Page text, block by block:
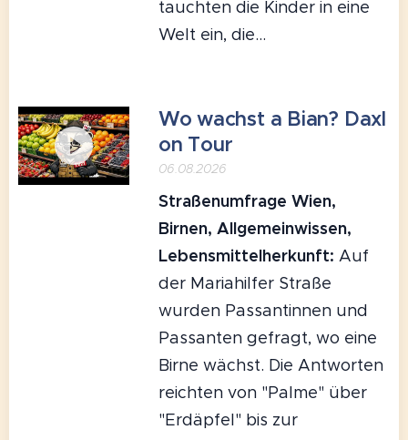
tauchten die Kinder in eine
Welt ein, die...
Wo wachst a Bian? Daxl
on Tour
06.08.2026
Straßenumfrage Wien,
Birnen, Allgemeinwissen,
Lebensmittelherkunft: Auf
der Mariahilfer Straße
wurden Passantinnen und
Passanten gefragt, wo eine
Birne wächst. Die Antworten
reichten von "Palme" über
"Erdäpfel" bis zur